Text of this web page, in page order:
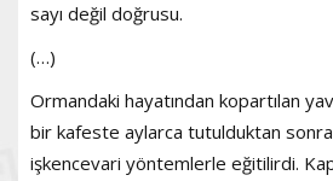
sayı değil doğrusu.
(…)
Ormandaki hayatından kopartılan
bir kafeste aylarca tutulduktan
işkencevari yöntemlerle eğitilirdi.